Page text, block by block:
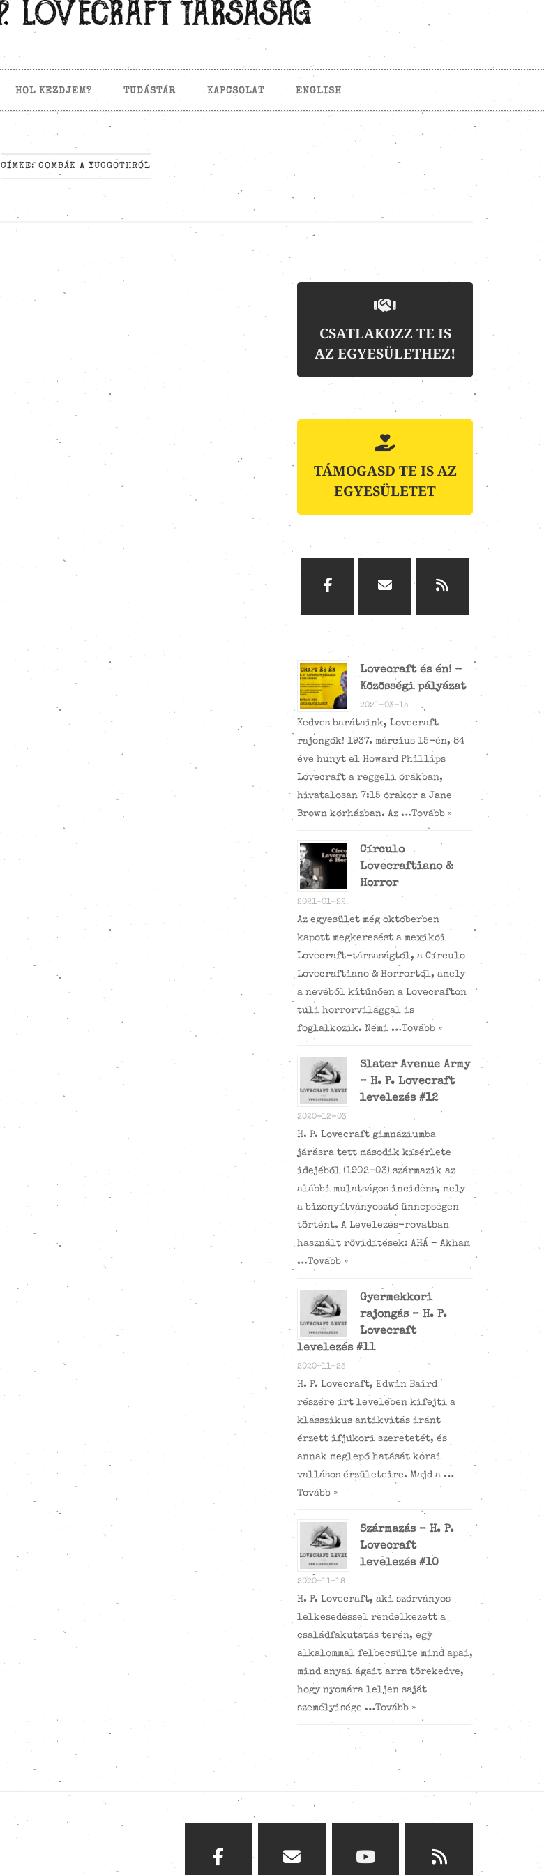
HOL KEZDJEM? TUDÁSTÁR KAPCSOLAT ENGLISH
CÍMKE: GOMBÁK A YUGGOTHRÓL
CSATLAKOZZ TE IS
AZ EGYESÜLETHEZ!
TÁMOGASD TE IS AZ
EGYESÜLETET
Lovecraft és én! -
Közösségi pályázat
2021-03-15
Kedves barátaink, Lovecraft
rajongók! 1937. március 15-én, 84
éve hunyt el Howard Phillips
Lovecraft a reggeli órákban,
hivatalosan 7:15 órakor a Jane
Brown kórházban. Az …Tovább »
Círculo
Lovecraftiano &
Horror
2021-01-22
Az egyesület még októberben
kapott megkeresést a mexikói
Lovecraft-társaságtól, a Círculo
Lovecraftiano & Horrortól, amely
a nevéből kitűnően a Lovecrafton
túli horrorvilággal is
foglalkozik. Némi …Tovább »
Slater Avenue Army
– H. P. Lovecraft
levelezés #12
2020-12-03
H. P. Lovecraft gimnáziumba
járásra tett második kísérlete
idejéből (1902-03) származik az
alábbi mulatságos incidens, mely
a bizonyítványosztó ünnepségen
történt. A Levelezés-rovatban
használt rövidítések: AHÁ – Akham
…Tovább »
Gyermekkori
rajongás – H. P.
Lovecraft
levelezés #11
2020-11-25
H. P. Lovecraft, Edwin Baird
részére írt levelében kifejti a
klasszikus antikvitás iránt
érzett ifjúkori szeretetét, és
annak meglepő hatását korai
vallásos érzületeire. Majd a …
Tovább »
Származás – H. P.
Lovecraft
levelezés #10
2020-11-18
H. P. Lovecraft, aki szórványos
lelkesedéssel rendelkezett a
családfakutatás terén, egy
alkalommal felbecsülte mind apai,
mind anyai ágait arra törekedve,
hogy nyomára leljen saját
személyisége …Tovább »